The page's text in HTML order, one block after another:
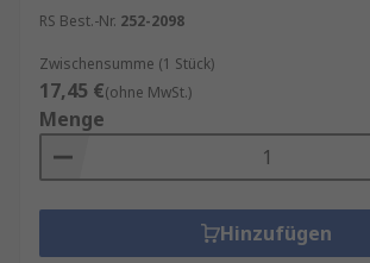
RS Best.-Nr. 252-2098
Zwischensumme (1 Stück)
17,45 €(ohne MwSt.)
Menge
Hinzufügen